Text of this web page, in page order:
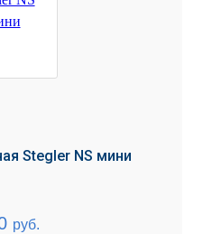
Stegler NS мини
руб.